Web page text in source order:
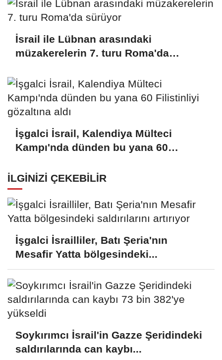
İsrail ile Lübnan arasındaki
müzakerelerin 7. turu Roma'da
İşgalci İsrail, Kalendiya Mülteci
Kampı'nda dünden bu yana 60
İLGINIZI ÇEKEBILIR
İşgalci İsrailliler, Batı Şeria'nın
Mesafir Yatta bölgesindeki...
Soykırımcı İsrail'in Gazze Şeridindeki
saldırılarında can kaybı...